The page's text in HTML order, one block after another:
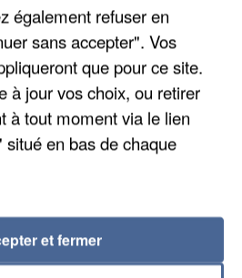
DE LA DZ MAFIA
également refuser en
sans accepter". Vos
que pour ce site.
à jour vos choix, ou retirer
à tout moment via le lien
en bas de chaque
et fermer